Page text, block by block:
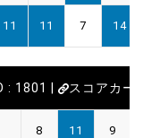
11 11 7 14
: 1801 | スコアカー
8 11 9